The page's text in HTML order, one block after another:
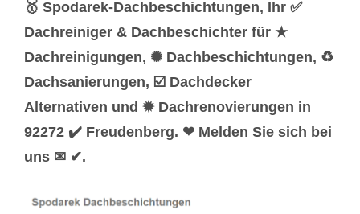
🥇 Spodarek-Dachbeschichtungen, Ihr ✅
Dachreiniger & Dachbeschichter für ★
Dachreinigungen, ✺ Dachbeschichtungen, ♻
Dachsanierungen, ☑️ Dachdecker
Alternativen und ✹ Dachrenovierungen in
92272 ✔️ Freudenberg. ❤ Melden Sie sich bei
uns ✉ ✔.